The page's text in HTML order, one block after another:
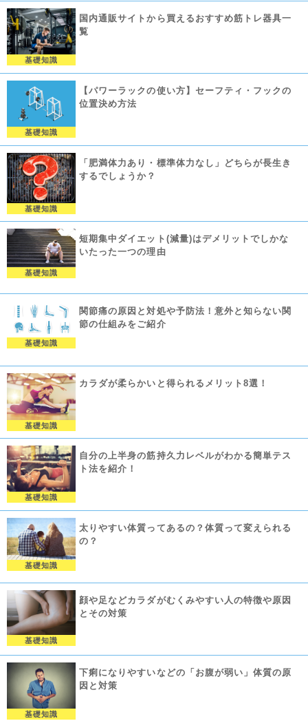
基礎知識
国内通販サイトから買えるおすすめ筋トレ器具一
覧
基礎知識
【パワーラックの使い方】セーフティ・フックの
位置決め方法
基礎知識
「肥満体力あり・標準体力なし」どちらが長生き
するでしょうか？
基礎知識
短期集中ダイエット(減量)はデメリットでしかな
いたった一つの理由
基礎知識
関節痛の原因と対処や予防法！意外と知らない関
節の仕組みをご紹介
基礎知識
カラダが柔らかいと得られるメリット8選！
基礎知識
自分の上半身の筋持久力レベルがわかる簡単テス
ト法を紹介！
基礎知識
太りやすい体質ってあるの？体質って変えられる
の？
基礎知識
顔や足などカラダがむくみやすい人の特徴や原因
とその対策
基礎知識
下痢になりやすいなどの「お腹が弱い」体質の原
因と対策